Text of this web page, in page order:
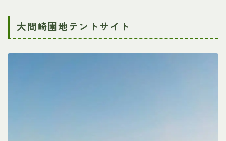
大間崎園地テントサイト